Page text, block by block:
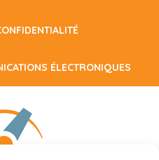
ÉLECTRONIQUES